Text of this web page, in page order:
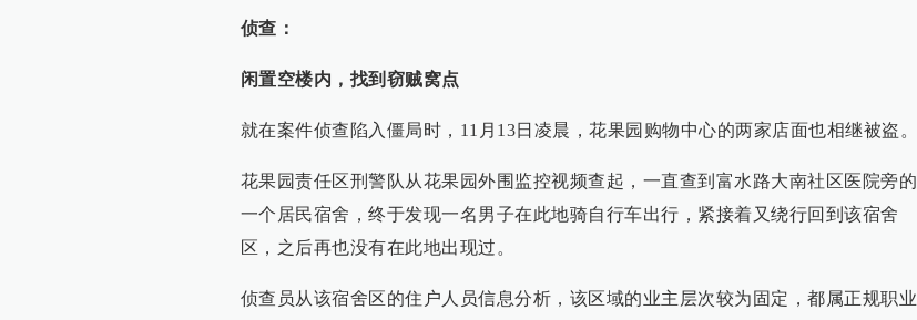
经走访，该大楼在今年9月中旬曾发生过火灾，楼层的12楼至17楼已经闲置，无人居
了新锁。
闲置大楼里，怎会有人在此安身？侦查员小心翼翼地将该房门的新锁打开，发现了多
个疑点：有被切割破坏的两个保险柜、专用工具、女式内衣等等。侦查员细致翻找，
还从一件外衣里找到了一张发票。发票上的客户为王某，并留有一个联系电话号码。
为不打草惊蛇，侦查员将现场恢复原状，不留痕迹地迅速离开。
男子的真实面目